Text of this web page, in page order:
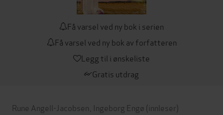
Få varsel ved ny bok i serien
Få varsel ved ny bok av forfatteren
Legg til i ønskeliste
Gratis utdrag
Rune Angell-Jacobsen Ingeborg Engø (innleser)